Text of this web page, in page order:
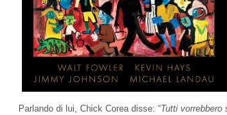
Parlando di lui, Chick Corea disse: “Tutti vorrebbero